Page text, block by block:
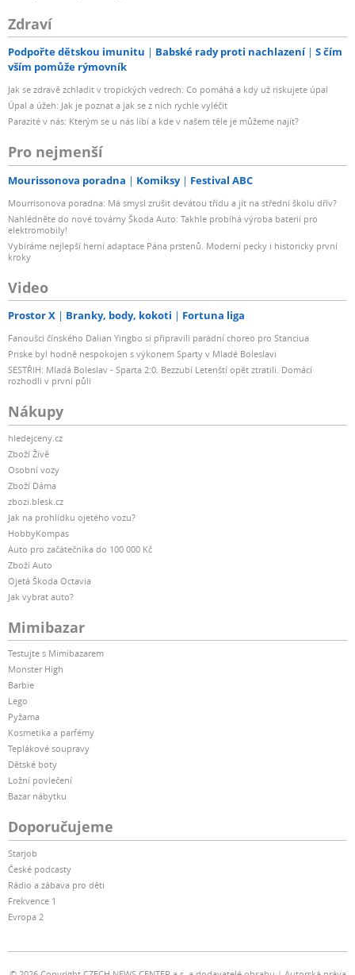
Zdraví
Podpořte dětskou imunitu Babské rady proti nachlazení
S čím
vším pomůže rýmovník
Jak se zdravě zchladit v tropických vedrech: Co pomáhá a kdy už riskujete úpal
Úpal a úžeh: Jak je poznat a jak se z nich rychle vyléčit
Parazité v nás: Kterým se u nás líbí a kde v našem těle je můžeme najít?
Pro nejmenší
Mourissonova poradna Komiksy Festival ABC
Mourrisonova poradna: Má smysl zrušit devátou třídu a jít na střední školu dřív?
Nahlédněte do nové továrny Škoda Auto: Takhle probíhá výroba baterií pro
elektromobily!
Vybíráme nejlepší herní adaptace Pána prstenů. Moderní pecky i historicky první
kroky
Video
Prostor X Branky, body, kokoti Fortuna liga
Fanoušci čínského Dalian Yingbo si připravili parádní choreo pro Stanciua
Priske byl hodně nespokojen s výkonem Sparty v Mladé Boleslavi
SESTŘIH: Mladá Boleslav - Sparta 2:0. Bezzubí Letenští opět ztratili. Domácí
rozhodli v první půli
Nákupy
hledejceny.cz
Zboží Živě
Osobní vozy
Zboží Dáma
zbozi.blesk.cz
Jak na prohlídku ojetého vozu?
HobbyKompas
Auto pro začátečníka do 100 000 Kč
Zboží Auto
Ojetá Škoda Octavia
Jak vybrat auto?
Mimibazar
Testujte s Mimibazarem
Monster High
Barbie
Lego
Pyžama
Kosmetika a parfémy
Teplákové soupravy
Dětské boty
Ložní povlečení
Bazar nábytku
Doporučujeme
Starjob
České podcasty
Rádio a zábava pro děti
Frekvence 1
Evropa 2